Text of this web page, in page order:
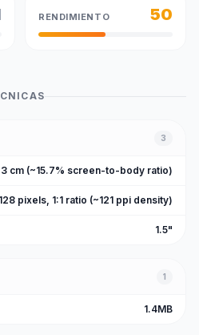
RENDIMIENTO 50
3
cm (~15.7% screen-to-body ratio)
pixels, 1:1 ratio (~121 ppi density)
1.5"
1
1.4MB